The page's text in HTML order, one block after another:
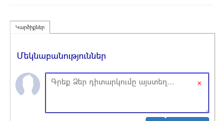
Կարծիքներ
Մեկնաբանություններ
×